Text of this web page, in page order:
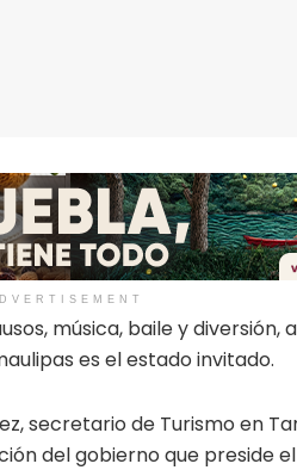
música, baile y diversión,
es el estado invitado.
secretario de Turismo en
del gobierno que preside